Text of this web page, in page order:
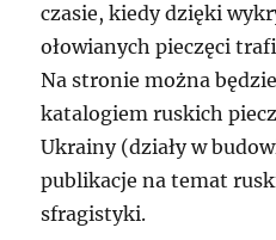
czasie, kiedy dzięki
ołowianych pieczęci
Na stronie można
katalogiem ruskich
Ukrainy (działy w
publikacje na temat
sfragistyki.